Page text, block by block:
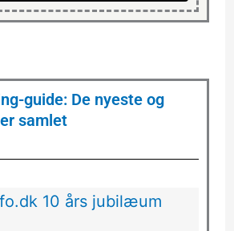
guide: De nyeste og
samlet